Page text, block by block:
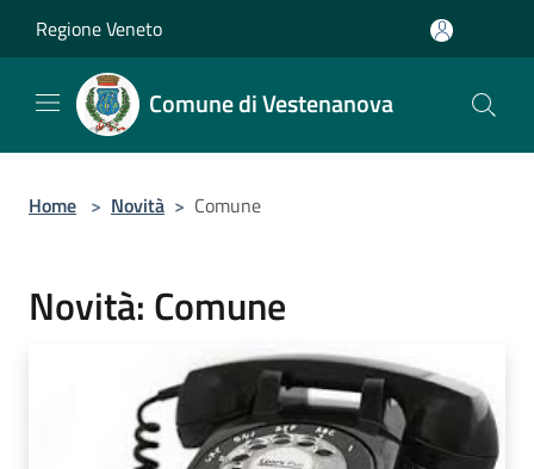
Regione Veneto
Comune di Vestenanova
Home > Novità > Comune
Novità: Comune